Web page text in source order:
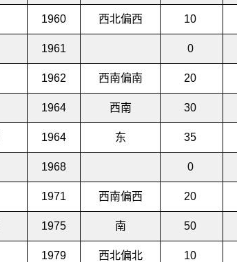
1960 西北偏西 10
1961 0
1962 西南偏南 20
1964 西南 30
1964 东 35
1968 0
1971 西南偏西 20
1975 南 50
1979 西北偏北 10